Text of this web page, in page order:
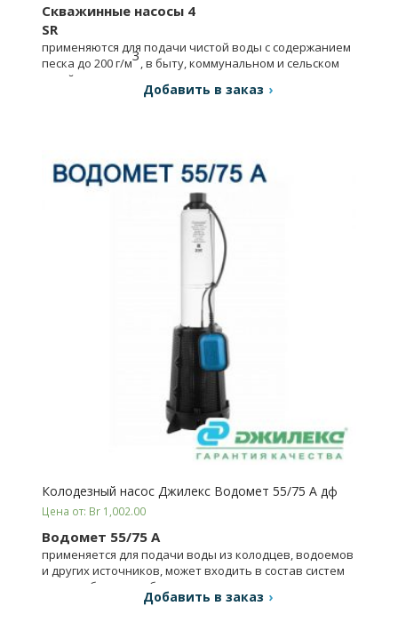
Скважинные насосы 4
SR
применяются для подачи чистой воды с содержанием
песка до 200 г/м3 , в быту, коммунальном и сельском
хозяйстве, в промышленности и т.д.
Добавить в заказ
Колодезный насос Джилекс Водомет 55/75 А дф
Цена от: Br 1,002.00
Водомет 55/75 А
применяется для подачи воды из колодцев, водоемов
и других источников, может входить в состав систем
водоснабжения небольших домов.
Добавить в заказ